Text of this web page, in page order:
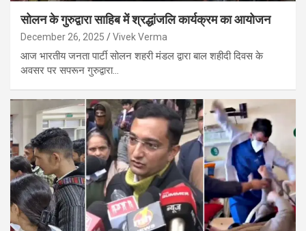
सोलन के गुरुद्वारा साहिब में श्रद्धांजलि कार्यक्रम का आयोजन
December 26, 2025 Vivek Verma
आज भारतीय जनता पार्टी सोलन शहरी मंडल द्वारा बाल शहीदी दिवस के
अवसर पर सपरून गुरुद्वारा…